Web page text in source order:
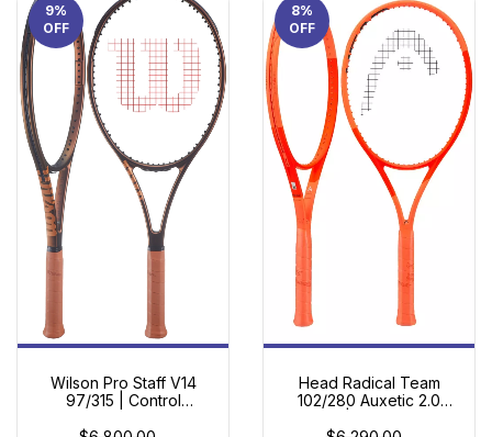
9%
OFF
Wilson Pro Staff V14
97/315 | Control
8%
OFF
Head Radical Team
102/280 Auxetic 2.0